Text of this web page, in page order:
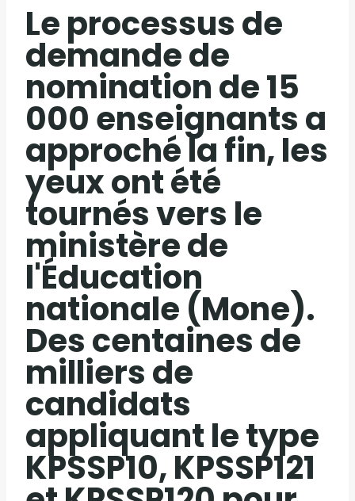
Le processus de
demande de
nomination de 15
000 enseignants a
approché la fin, les
yeux ont été
tournés vers le
ministère de
l'Éducation
nationale (Mone).
Des centaines de
milliers de
candidats
appliquant le type
KPSSP10, KPSSP121